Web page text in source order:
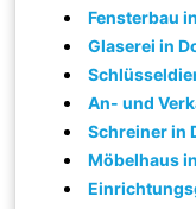
Fensterbau
Glaserei in
An- und
Schreiner in
Möbelhaus